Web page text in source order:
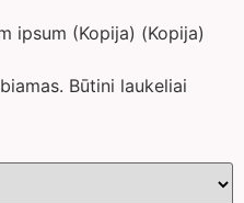
ipsum (Kopija) (Kopija)
Būtini laukeliai